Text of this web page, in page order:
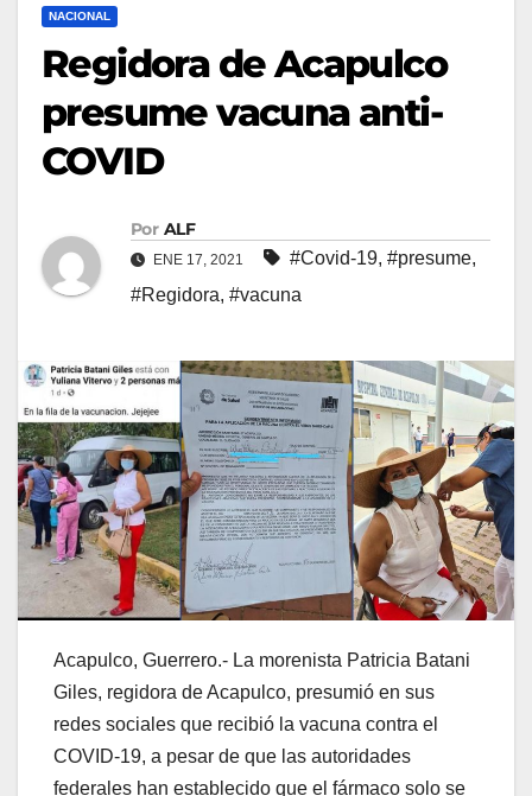
NACIONAL
Regidora de Acapulco
presume vacuna anti-
COVID
Por ALF
ENE 17, 2021 #Covid-19, #presume,
#Regidora, #vacuna
Acapulco, Guerrero.- La morenista Patricia Batani
Giles, regidora de Acapulco, presumió en sus
redes sociales que recibió la vacuna contra el
COVID-19, a pesar de que las autoridades
federales han establecido que el fármaco solo se